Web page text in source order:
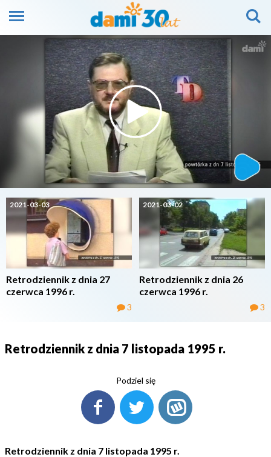
2021-03-03
Retrodziennik z dnia 27
czerwca 1996 r.
3
2021-03-02
Retrodziennik z dnia 26
czerwca 1996 r.
3
Retrodziennik z dnia 7 listopada 1995 r.
Podziel się
Retrodziennik z dnia 7 listopada 1995 r.